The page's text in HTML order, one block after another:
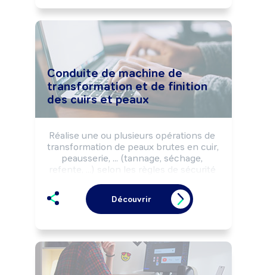
...), de finition d'articles.
Peut réaliser des prototypes et
coordonner une équipe.
Conduite de machine de
transformation et de finition
des cuirs et peaux
Réalise une ou plusieurs opérations de
transformation de peaux brutes en cuir,
peausserie, ... (tannage, séchage,
refente, ...) selon les règles de sécurité
(optimisation de la matière, qualité,
délais, ...).
Peut préparer les produits de
équipements et effectuer la
maintenance de premier niveau de
machines/équipements.
Peut coordonner une équipe.
Découvrir